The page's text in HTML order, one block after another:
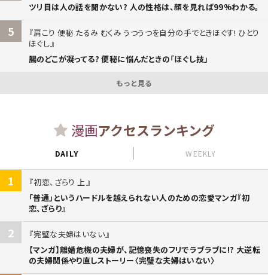
ツリ目は人の話を聞かない? 人の性格は、顔を見れば99%わかる。
5
肩こり 便秘 たるみ むくみ うつうつを自分の手でときほぐす! ひとり
ほぐし
腸のどこが凝ってる? 便秘に悩んだときの「ほぐし技」
もっと見る
漫画アクセスランキング
DAILY WEEKLY
1
初恋、ざらり 上
「普通」というハードルを越えられない人のための恋愛マンガ『初
恋、ざらり』
2
完璧な夫婦はいない
【マンガ】離婚危機の夫婦が、記憶喪失のフリでラブラブに!? 大逆転
の夫婦関係やり直しストーリー〈完璧な夫婦はいない〉